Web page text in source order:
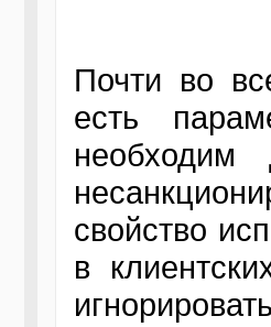
Почти во
есть
свойство
в